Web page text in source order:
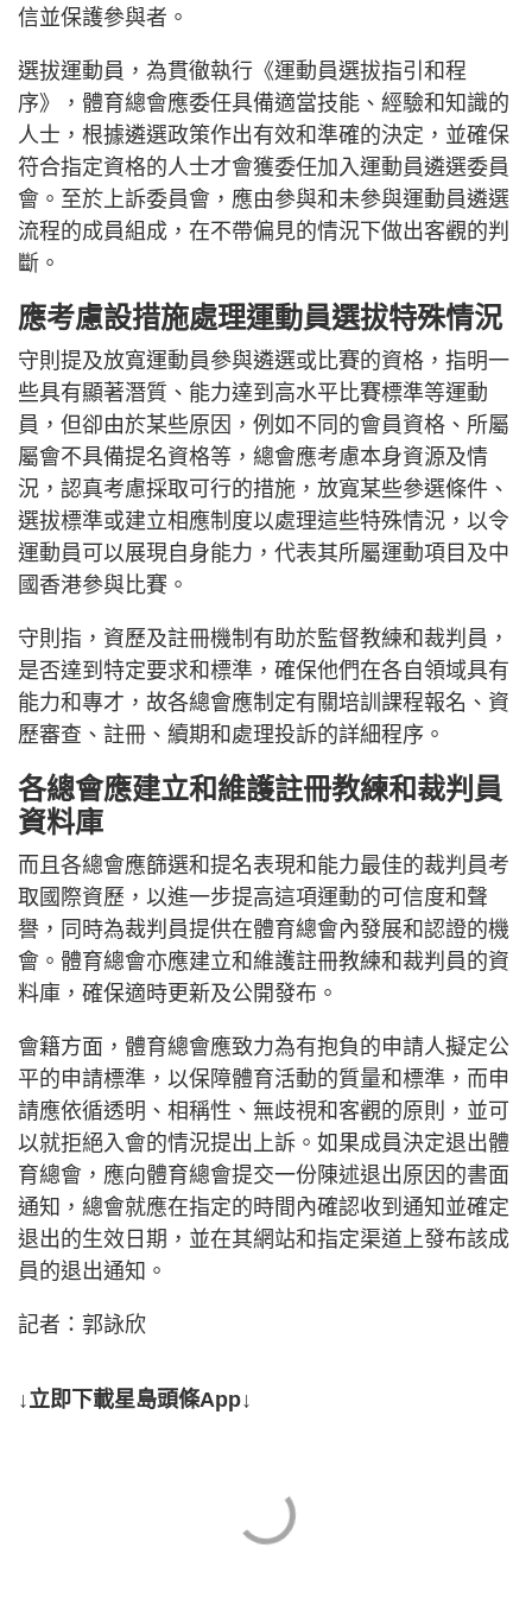
信並保護參與者。
選拔運動員，為貫徹執行《運動員選拔指引和程
序》，體育總會應委任具備適當技能、經驗和知識的
人士，根據遴選政策作出有效和準確的決定，並確保
符合指定資格的人士才會獲委任加入運動員遴選委員
會。至於上訴委員會，應由參與和未參與運動員遴選
流程的成員組成，在不帶偏見的情況下做出客觀的判
斷。
應考慮設措施處理運動員選拔特殊情況
守則提及放寬運動員參與遴選或比賽的資格，指明一
些具有顯著潛質、能力達到高水平比賽標準等運動
員，但卻由於某些原因，例如不同的會員資格、所屬
屬會不具備提名資格等，總會應考慮本身資源及情
況，認真考慮採取可行的措施，放寬某些參選條件、
選拔標準或建立相應制度以處理這些特殊情況，以令
運動員可以展現自身能力，代表其所屬運動項目及中
國香港參與比賽。
守則指，資歷及註冊機制有助於監督教練和裁判員，
是否達到特定要求和標準，確保他們在各自領域具有
能力和專才，故各總會應制定有關培訓課程報名、資
歷審查、註冊、續期和處理投訴的詳細程序。
各總會應建立和維護註冊教練和裁判員
資料庫
而且各總會應篩選和提名表現和能力最佳的裁判員考
取國際資歷，以進一步提高這項運動的可信度和聲
譽，同時為裁判員提供在體育總會內發展和認證的機
會。體育總會亦應建立和維護註冊教練和裁判員的資
料庫，確保適時更新及公開發布。
會籍方面，體育總會應致力為有抱負的申請人擬定公
平的申請標準，以保障體育活動的質量和標準，而申
請應依循透明、相稱性、無歧視和客觀的原則，並可
以就拒絕入會的情況提出上訴。如果成員決定退出體
育總會，應向體育總會提交一份陳述退出原因的書面
通知，總會就應在指定的時間內確認收到通知並確定
退出的生效日期，並在其網站和指定渠道上發布該成
員的退出通知。
記者：郭詠欣
↓立即下載星島頭條App↓